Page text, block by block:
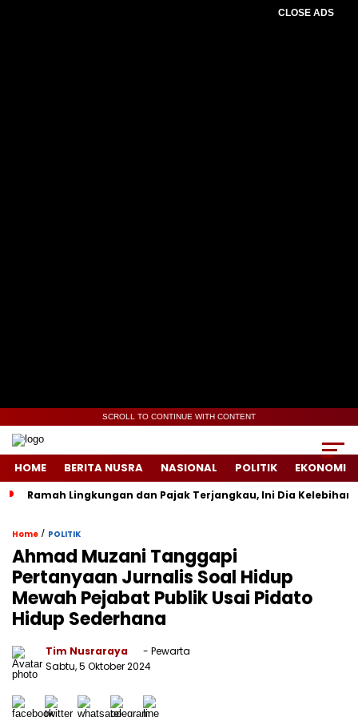
CLOSE ADS
SCROLL TO CONTINUE WITH CONTENT
HOME BERITA NUSRA NASIONAL POLITIK EKONOMI
Ramah Lingkungan dan Pajak Terjangkau, Ini Dia
Home / POLITIK
Ahmad Muzani Tanggapi
Pertanyaan Jurnalis Soal Hidup
Mewah Pejabat Publik Usai Pidato
Hidup Sederhana
Tim Nusraraya
- Pewarta
Sabtu, 5 Oktober 2024